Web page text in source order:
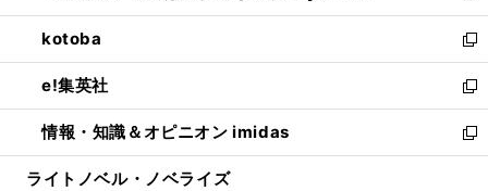
開
く
ウ
で
開
く
ン
ド
ウ
で
開
く
ウ
ィ
ン
ド
ウ
で
開
し
い
ウ
ィ
ン
ド
ウ
kotoba
新
し
い
ウ
ィ
ン
e!集英社
新
し
い
ウ
情報・知識＆オピニオン imidas
新
し
ライトノベル・ノベライズ